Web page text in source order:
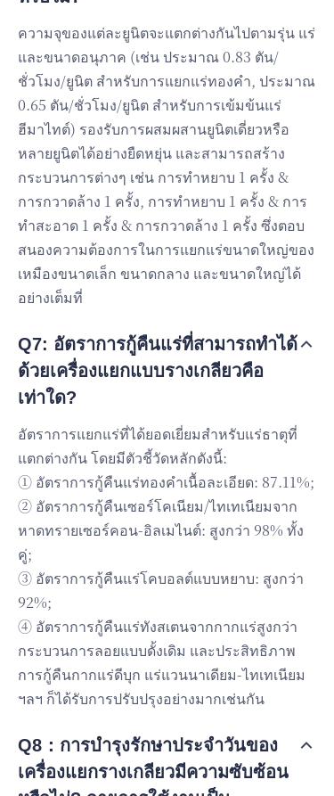
ความจุของแต่ละยูนิตจะแตกต่างกันไปตามรุ่น แร่
และขนาดอนุภาค (เช่น ประมาณ 0.83 ตัน/
ชั่วโมง/ยูนิต สำหรับการแยกแร่ทองคำ, ประมาณ
0.65 ตัน/ชั่วโมง/ยูนิต สำหรับการเข้มข้นแร่
ฮีมาไทต์) รองรับการผสมผสานยูนิตเดี่ยวหรือ
หลายยูนิตได้อย่างยืดหยุ่น และสามารถสร้าง
กระบวนการต่างๆ เช่น การทำหยาบ 1 ครั้ง &
การกวาดล้าง 1 ครั้ง, การทำหยาบ 1 ครั้ง & การ
ทำสะอาด 1 ครั้ง & การกวาดล้าง 1 ครั้ง ซึ่งตอบ
สนองความต้องการในการแยกแร่ขนาดใหญ่ของ
เหมืองขนาดเล็ก ขนาดกลาง และขนาดใหญ่ได้
อย่างเต็มที่
Q7: อัตราการกู้คืนแร่ที่สามารถทำได้
ด้วยเครื่องแยกแบบรางเกลียวคือ
เท่าใด?
อัตราการแยกแร่ที่ได้ยอดเยี่ยมสำหรับแร่ธาตุที่
แตกต่างกัน โดยมีตัวชี้วัดหลักดังนี้:
① อัตราการกู้คืนแร่ทองคำเนื้อละเอียด: 87.11%;
② อัตราการกู้คืนเซอร์โคเนียม/ไทเทเนียมจาก
หาดทรายเซอร์คอน-อิลเมไนต์: สูงกว่า 98% ทั้ง
คู่;
③ อัตราการกู้คืนแร่โคบอลต์แบบหยาบ: สูงกว่า
92%;
④ อัตราการกู้คืนแร่ทังสเตนจากกากแร่สูงกว่า
กระบวนการลอยแบบดั้งเดิม และประสิทธิภาพ
การกู้คืนกากแร่ดีบุก แร่แวนนาเดียม-ไทเทเนียม
ฯลฯ ก็ได้รับการปรับปรุงอย่างมากเช่นกัน
Q8：การบำรุงรักษาประจำวันของ
เครื่องแยกรางเกลียวมีความซับซ้อน